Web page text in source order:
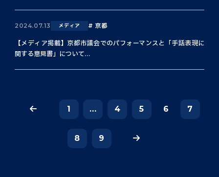
2024.07.13 メディア 京都
【メディア掲載】京都市議会でのパフォーマンスと「手話表現に
関する意見書」について...
1 ... 4 5 6 7
8 9